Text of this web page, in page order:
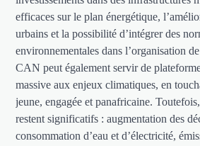
efficaces sur le plan énergétique,
urbains et la possibilité d’intégrer des
environnementales dans l’organisation
CAN peut également servir de
massive aux enjeux climatiques, en
jeune, engagée et panafricaine.
restent significatifs : augmentation des
consommation d’eau et d’électricité,